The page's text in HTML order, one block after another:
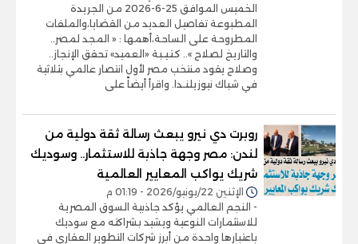
الخميس الموافق 25-6-2026 من الجريدة
المطبوعة تفاصيل العديد من القضايا،والملفات
المطروحة على الساحة،أهمها : « المجد لمصر..
والتاريخ لصلاح ».. كـتـيـبة «العميد» تحقق الإنجاز..
وصلاح يقود منتخب مصر لأول انتصار عالمي بثلاثية
في شباك نيوزيلنـدا. واقرأ أيضاً على
روبرت دي نيرو يبعث رسالة ثقة دولية من
لندن: مصر وجهة جاذبة للاستثمار.. وسوديك
شريك يواكب المعايير العالمية
الإثنين 22/يونيو/2026 - 01:19 م
- النجم العالمي يؤكد جاذبية السوق المصرية
للاستثمارات النوعية ويشيد بشراكته مع سوديك
باعتبارها واحدة من أبرز شركات التطوير العقاري في